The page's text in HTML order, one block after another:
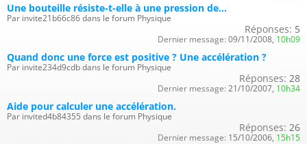
Une bouteille résiste-t-elle à une pression de...
Par invite21b66c86 dans le forum Physique
Réponses: 5
Dernier message: 09/11/2008, 10h09
Quand donc une force est positive ? Une accélération ?
Par invite234d9cdb dans le forum Physique
Réponses: 28
Dernier message: 21/10/2007, 10h34
Aide pour calculer une accélération.
Par invited4b84355 dans le forum Physique
Réponses: 26
Dernier message: 15/10/2006, 15h15